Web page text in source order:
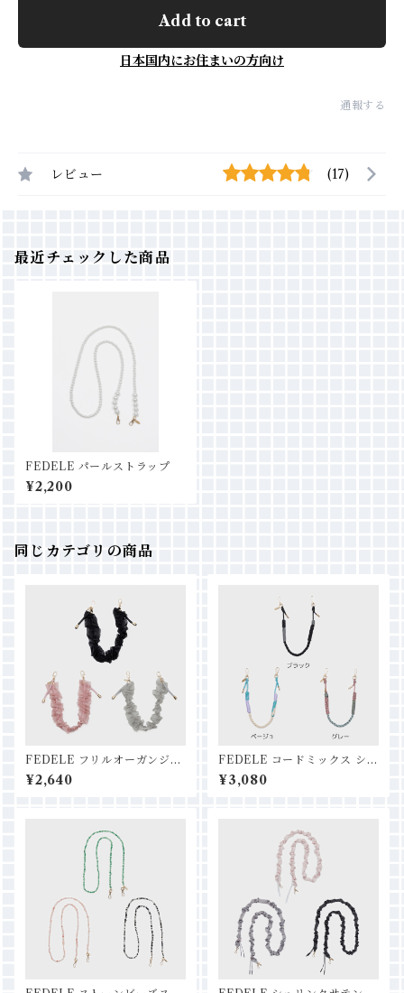
Add to cart
日本国内にお住まいの方向け
通報する
レビュー (17)
最近チェックした商品
FEDELE パールストラップ
¥2,200
同じカテゴリの商品
FEDELE フリルオーガンジー
ショートストラップ
¥2,640
FEDELE コードミックス ショ
ートストラップ
¥3,080